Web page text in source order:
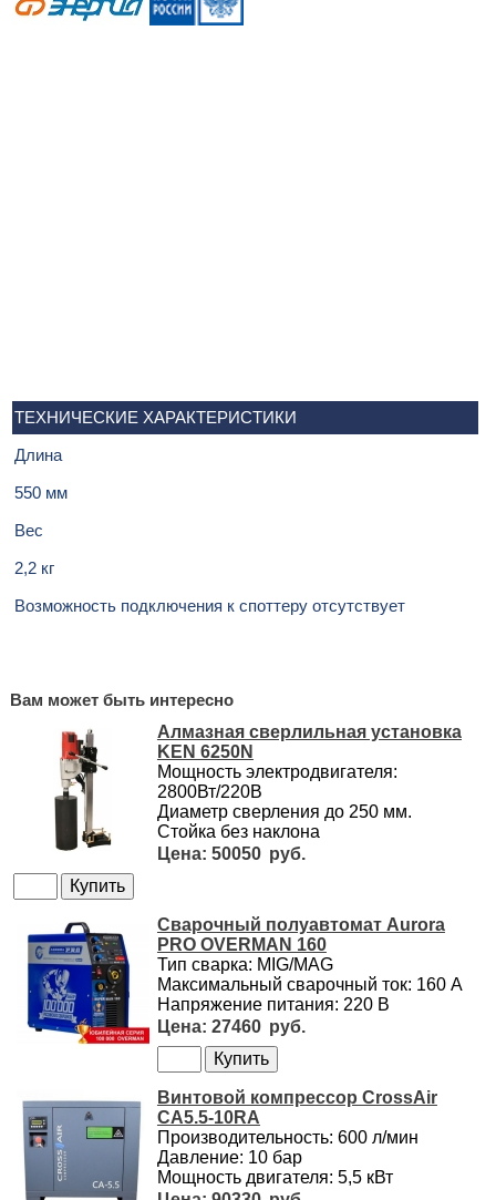
ТЕХНИЧЕСКИЕ ХАРАКТЕРИСТИКИ
Длина
550 мм
Вес
2,2 кг
Возможность подключения к споттеру отсутствует
Вам может быть интересно
Алмазная сверлильная установка
KEN 6250N
Мощность электродвигателя:
2800Вт/220В
Диаметр сверления до 250 мм.
Стойка без наклона
50050
Сварочный полуавтомат Aurora
PRO OVERMAN 160
Тип сварка: MIG/MAG
Максимальный сварочный ток: 160 А
Напряжение питания: 220 В
27460
Винтовой компрессор CrossAir
CA5.5-10RA
Производительность: 600 л/мин
Давление: 10 бар
Мощность двигателя: 5,5 кВт